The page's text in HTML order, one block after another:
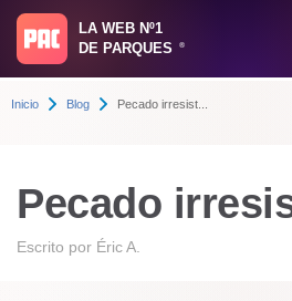
LA WEB Nº1
DE PARQUES
®
Inicio Blog Pecado irresist...
Pecado
Escrito por Éric A.